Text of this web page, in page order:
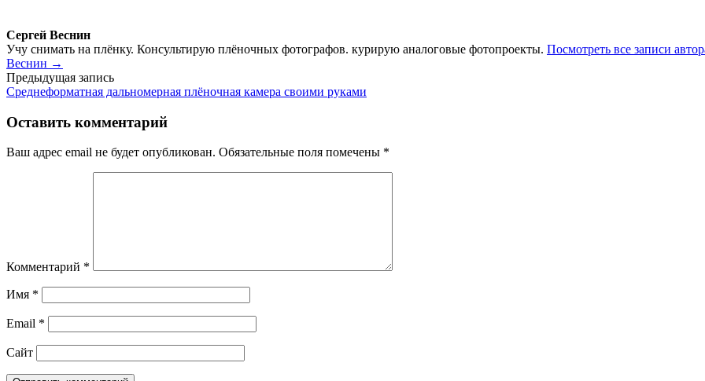
Сергей Веснин
Учу снимать на плёнку. Консультирую плёночных фотографов. курирую аналоговые фотопроекты. Посмотреть все записи
Веснин →
Навигация
по
записям
Предыдущая запись
Среднеформатная дальномерная плёночная камера своими руками
Оставить комментарий
Ваш адрес email не будет опубликован. Обязательные поля помечены *
Комментарий *
Имя *
Email *
Сайт